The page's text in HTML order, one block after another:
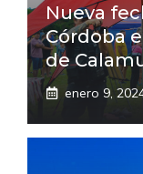
Nueva
Córdoba
de
enero 9,